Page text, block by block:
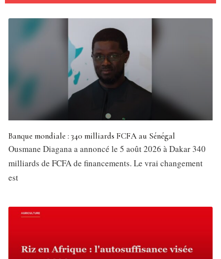
Banque mondiale : 340 milliards FCFA au Sénégal
Ousmane Diagana a annoncé le 5 août 2026 à Dakar 340
milliards de FCFA de financements. Le vrai changement
est